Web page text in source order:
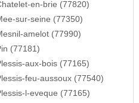
en-brie (77820)
sur-seine (77350)
amelot (77990)
(77181)
aux-bois (77165)
feu-aussoux (77540)
l-eveque (77165)